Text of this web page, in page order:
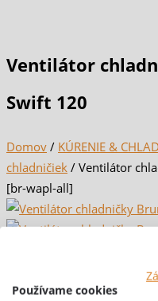
Ventilátor
Swift 120
Domov / KÚRENIE &
chladničiek / Ventilátor
[br-wapl-all]
Používame cookies